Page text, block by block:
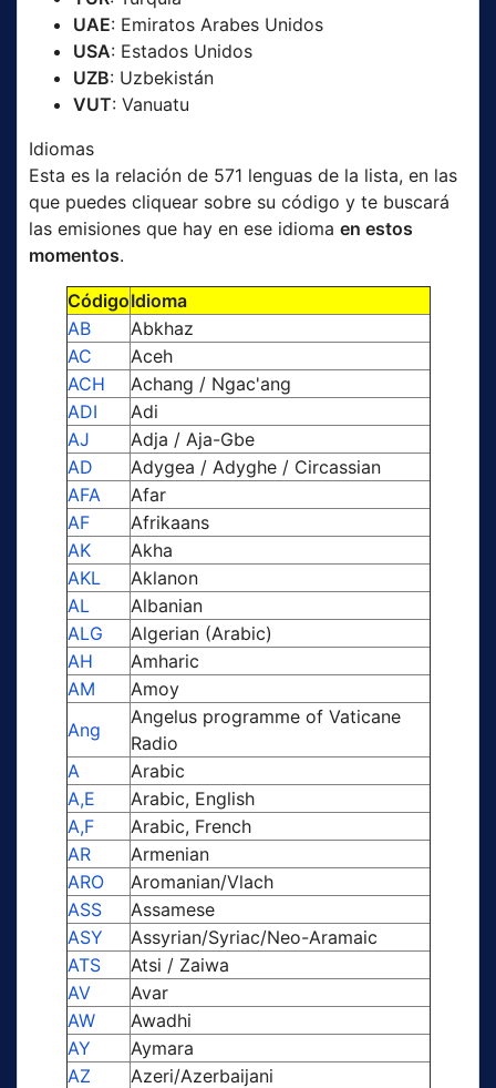
UAE: Emiratos Arabes Unidos
USA: Estados Unidos
UZB: Uzbekistán
VUT: Vanuatu
Idiomas
Esta es la relación de 571 lenguas de la lista, en las
que puedes cliquear sobre su código y te buscará
las emisiones que hay en ese idioma en estos
momentos.
CódigoIdioma
AB
Abkhaz
AC
Aceh
ACH
Achang / Ngac'ang
ADI
Adi
AJ
Adja / Aja-Gbe
AD
Adygea / Adyghe / Circassian
AFA
Afar
AF
Afrikaans
AK
Akha
AKL
Aklanon
AL
Albanian
ALG
Algerian (Arabic)
AH
Amharic
AM
Amoy
Ang
Angelus programme of Vaticane
Radio
A
Arabic
A,E
Arabic, English
A,F
Arabic, French
AR
Armenian
ARO
Aromanian/Vlach
ASS
Assamese
ASY
Assyrian/Syriac/Neo-Aramaic
ATS
Atsi / Zaiwa
AV
Avar
AW
Awadhi
AY
Aymara
AZ
Azeri/Azerbaijani